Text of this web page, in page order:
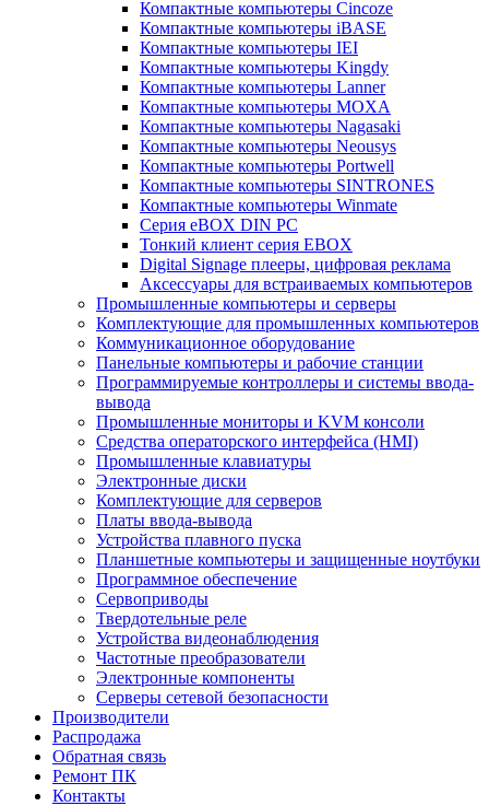
Компактные компьютеры Cincoze
Компактные компьютеры iBASE
Компактные компьютеры IEI
Компактные компьютеры Kingdy
Компактные компьютеры Lanner
Компактные компьютеры MOXA
Компактные компьютеры Nagasaki
Компактные компьютеры Neousys
Компактные компьютеры Portwell
Компактные компьютеры SINTRONES
Компактные компьютеры Winmate
Серия eBOX DIN PC
Тонкий клиент серия EBOX
Digital Signage плееры, цифровая реклама
Аксессуары для встраиваемых компьютеров
Промышленные компьютеры и серверы
Комплектующие для промышленных компьютеров
Коммуникационное оборудование
Панельные компьютеры и рабочие станции
Программируемые контроллеры и системы ввода-
вывода
Промышленные мониторы и KVM консоли
Средства операторского интерфейса (HMI)
Промышленные клавиатуры
Электронные диски
Комплектующие для серверов
Платы ввода-вывода
Устройства плавного пуска
Планшетные компьютеры и защищенные ноутбуки
Программное обеспечение
Сервоприводы
Твердотельные реле
Устройства видеонаблюдения
Частотные преобразователи
Электронные компоненты
Серверы сетевой безопасности
Производители
Распродажа
Обратная связь
Ремонт ПК
Контакты